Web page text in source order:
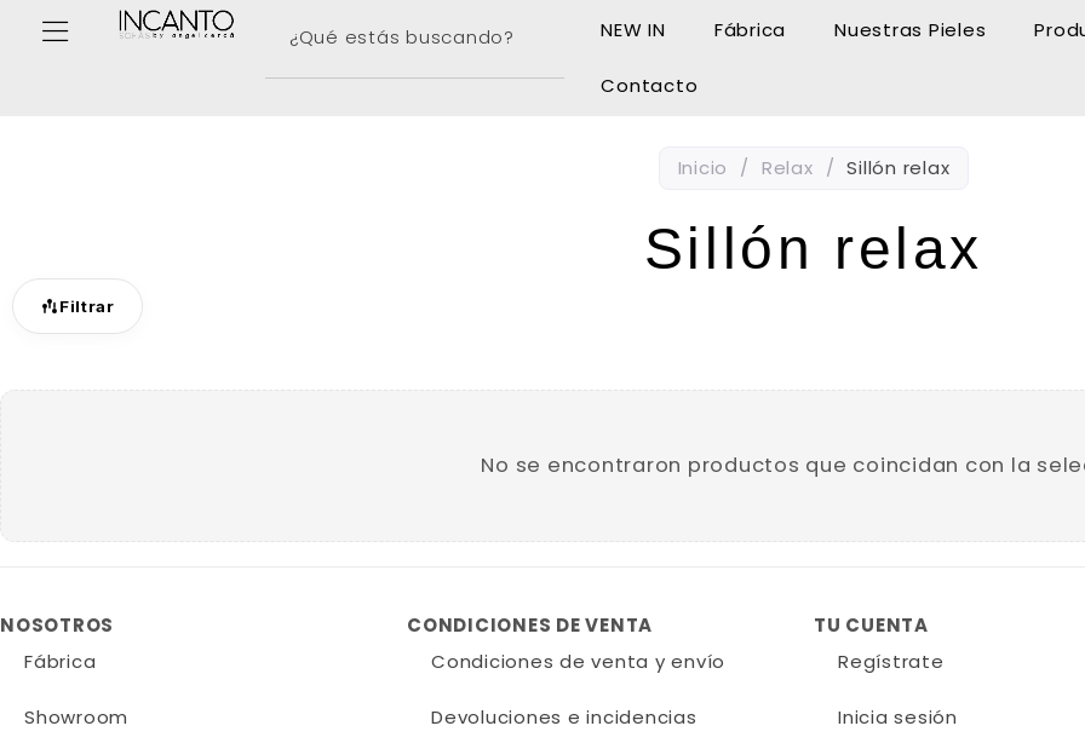
NEW IN Fábrica Nuestras Pieles
Contacto
Inicio / Relax / Sillón relax
Sillón relax
Filtrar
PRECIO
ESTILO LÍNEA DE DISEÑO
No se encontraron productos que coincidan con la
NOSOTROS
Fábrica
Showroom
CONDICIONES DE VENTA
Condiciones de venta y envío
Devoluciones e incidencias
TU CUENTA
Regístrate
Inicia sesión